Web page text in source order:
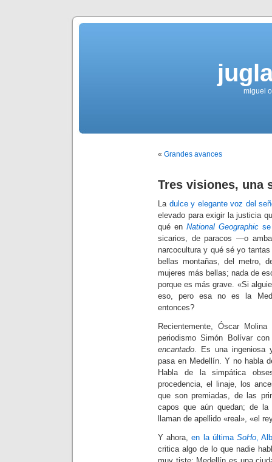
miguel
« Grandes avances
Tres visiones, una
La dulce y elegante voz del
elevado para exigir la justicia
qué en National Geographic
sicarios, de paracos —o
narcocultura y qué sé yo
bellas montañas, del metro,
mujeres más bellas; nada de
porque es más grave. «Si
eso, pero esa no es la
entonces?
Recientemente, Óscar
periodismo Simón Bolívar
encantado. Es una ingeniosa
pasa en Medellín. Y no habla
Habla de la simpática
procedencia, el linaje, los
que son premiadas, de las
capos que aún quedan; de
llaman de apellido «real», «el
Y ahora,en la últimaSoHo,
critica algo de lo que nadie